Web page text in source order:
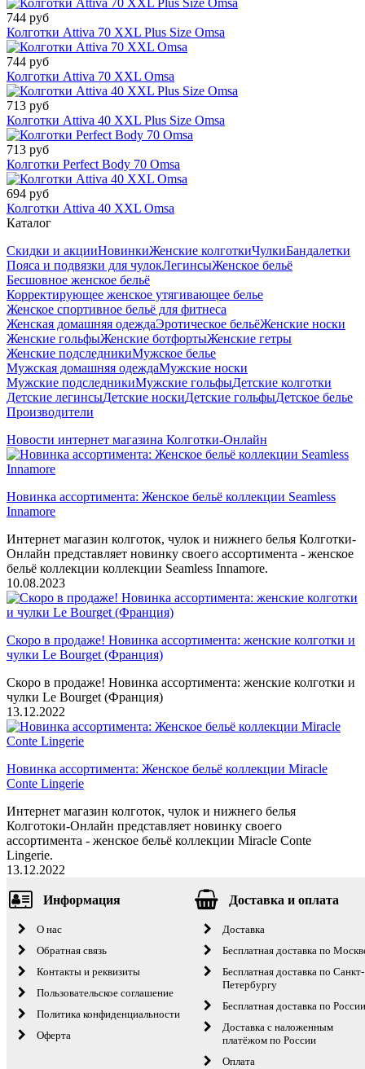
744 руб
Колготки Attiva 70 XXL Plus Size Omsa
744 руб
Колготки Attiva 70 XXL Omsa
713 руб
Колготки Attiva 40 XXL Plus Size Omsa
713 руб
Колготки Perfect Body 70 Omsa
694 руб
Колготки Attiva 40 XXL Omsa
Каталог
Скидки и акцииНовинкиЖенские колготкиЧулкиБандалетки
Пояса и подвязки для чулокЛегинсыЖенское бельё
Бесшовное женское бельё
Корректирующее женское утягивающее белье
Женское спортивное бельё для фитнеса
Женская домашняя одеждаЭротическое бельёЖенские носки
Женские гольфыЖенские ботфортыЖенские гетры
Женские подследникиМужское белье
Мужская домашняя одеждаМужские носки
Мужские подследникиМужские гольфыДетские колготки
Детские легинсыДетские носкиДетские гольфыДетское белье
Производители
Новости интернет магазина Колготки-Онлайн
Новинка ассортимента: Женское бельё коллекции Seamless
Innamore
Интернет магазин колготок, чулок и нижнего белья Колготки-
Онлайн представляет новинку своего ассортимента - женское
бельё коллекции коллекции Seamless Innamore.
10.08.2023
Скоро в продаже! Новинка ассортимента: женские колготки и
чулки Le Bourget (Франция)
Скоро в продаже! Новинка ассортимента: женские колготки и
чулки Le Bourget (Франция)
13.12.2022
Новинка ассортимента: Женское бельё коллекции Miracle
Conte Lingerie
Интернет магазин колготок, чулок и нижнего белья
Колготоки-Онлайн представляет новинку своего
ассортимента - женское бельё коллекции Miracle Conte
Lingerie.
13.12.2022
Информация
О нас
Обратная связь
Контакты и реквизиты
Пользовательское соглашение
Политика конфиденциальности
Оферта
Доставка и оплата
Доставка
Бесплатная доставка по
Бесплатная доставка по Санкт-
Петербургу
Бесплатная доставка по
Доставка с наложенным
платёжом по России
Оплата